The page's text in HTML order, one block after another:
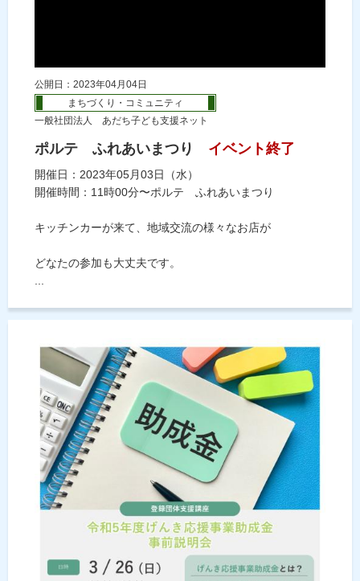
公開日：2023年04月04日
まちづくり・コミュニティ
一般社団法人 あだち子ども支援ネット
ポルテ ふれあいまつり イベント終了
開催日：2023年05月03日（水）
開催時間：11時00分〜ポルテ ふれあいまつり
キッチンカーが来て、地域交流の様々なお店が
どなたの参加も大丈夫です。